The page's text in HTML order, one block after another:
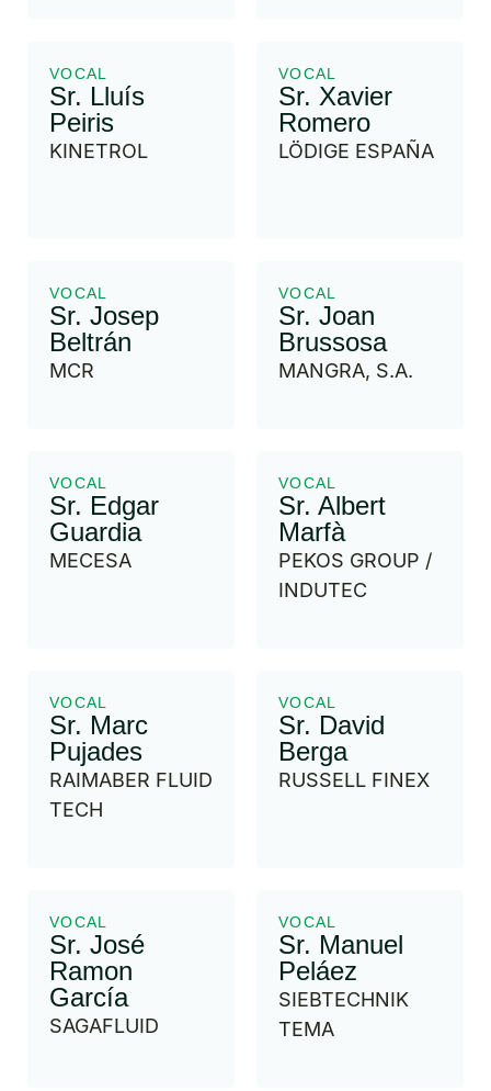
VOCAL
Sr. Lluís
Peiris
KINETROL
VOCAL
Sr. Xavier
Romero
LÖDIGE ESPAÑA
VOCAL
Sr. Josep
Beltrán
MCR
VOCAL
Sr. Joan
Brussosa
MANGRA, S.A.
VOCAL
Sr. Edgar
Guardia
MECESA
VOCAL
Sr. Albert
Marfà
PEKOS GROUP /
INDUTEC
VOCAL
Sr. Marc
Pujades
RAIMABER FLUID
TECH
VOCAL
Sr. David
Berga
RUSSELL FINEX
VOCAL
Sr. José
Ramon
García
SAGAFLUID
VOCAL
Sr. Manuel
Peláez
SIEBTECHNIK
TEMA